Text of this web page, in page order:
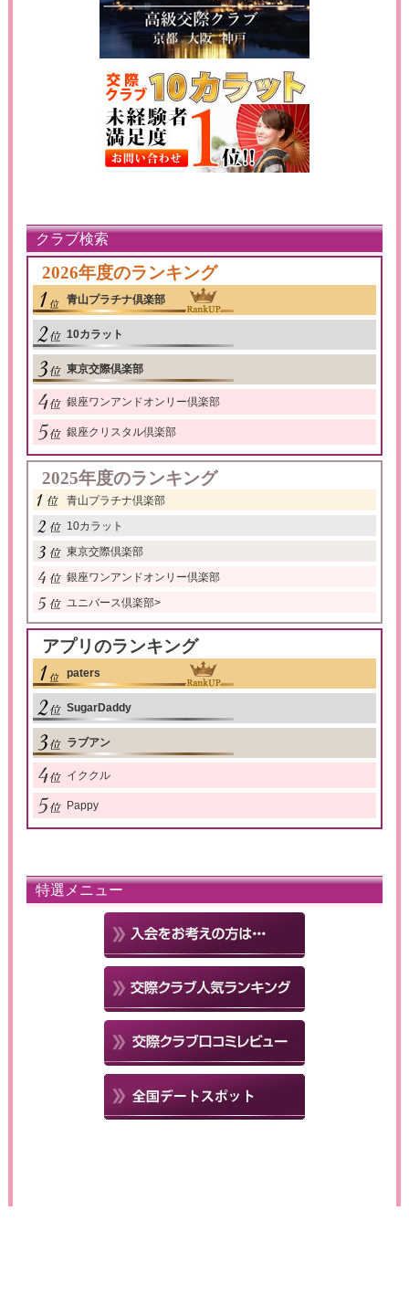
クラブ検索
2026年度のランキング
青山プラチナ倶楽部
10カラット
東京交際倶楽部
銀座ワンアンドオンリー倶楽部
銀座クリスタル倶楽部
2025年度のランキング
青山プラチナ倶楽部
10カラット
東京交際倶楽部
銀座ワンアンドオンリー倶楽部
ユニバース倶楽部>
アプリのランキング
paters
SugarDaddy
ラブアン
イククル
Pappy
特選メニュー